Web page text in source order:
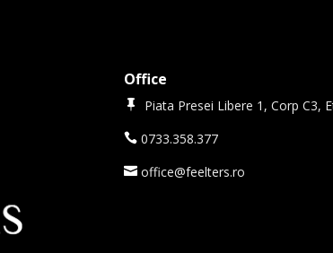
Office
 Piata Presei Libere 1, Corp C3,
 0733.358.377
 office@feelters.ro